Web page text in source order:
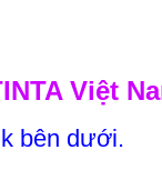
Việt
bên dưới.